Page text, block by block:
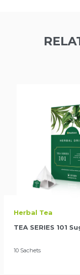
Herbal Tea
TEA SERIES 101
10 Sachets